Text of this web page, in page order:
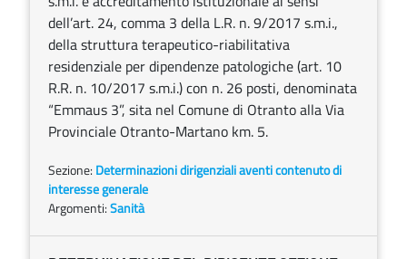
dell’art. 24, comma 3 della L.R. n. 9/2017 s.m.i.,
della struttura terapeutico-riabilitativa
residenziale per dipendenze patologiche (art. 10
R.R. n. 10/2017 s.m.i.) con n. 26 posti, denominata
“Emmaus 3”, sita nel Comune di Otranto alla Via
Provinciale Otranto-Martano km. 5.
Sezione: Determinazioni dirigenziali aventi contenuto di
interesse generale
Argomenti:Sanità